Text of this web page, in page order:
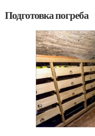
Подготовка погреба